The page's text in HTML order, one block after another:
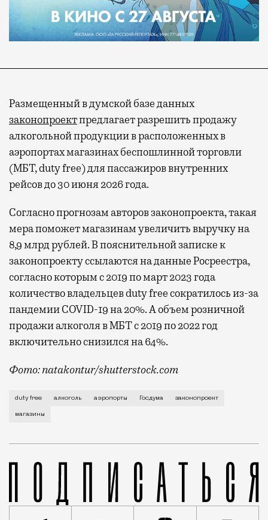
Размещенный в думской базе данных
законопроектпредлагает разрешить продажу
алкогольной продукции в расположенных в
аэропортах магазинах беспошлинной торговли
(МБТ, duty free) для пассажиров внутренних
рейсов до 30 июня 2026 года.
Согласно прогнозам авторов законопроекта, такая
мера поможет магазинам увеличить выручку на
8,9 млрд рублей. В пояснительной записке к
законопроекту ссылаются на данные Росреестра,
согласно которым с 2019 по март 2023 года
количество владельцев duty free сократилось из-за
пандемии COVID-19 на 20%. А объем розничной
продажи алкоголя в МБТ с 2019 по 2022 год
включительно снизился на 64%.
Фото: natakontur/shutterstock.com
Сейчас алкоголь можно продавать только в
duty free алкоголь аэропорты Госдума законопроект
магазины